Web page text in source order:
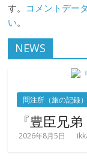
す。 コメントデー
い。
NEWS
問注所（旅の記録）
『豊臣兄
2026年8月5日